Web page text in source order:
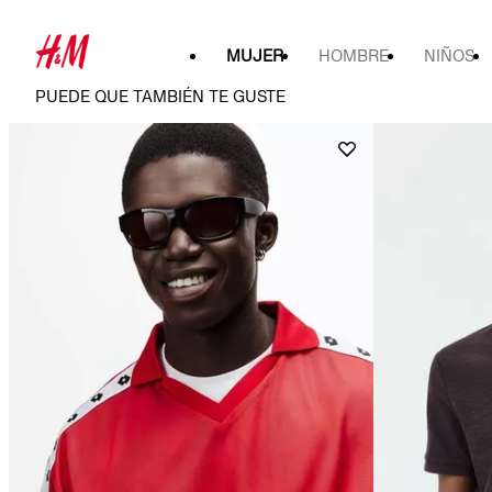
MUJER HOMBRE NIÑOS
PUEDE QUE TAMBIÉN TE GUSTE